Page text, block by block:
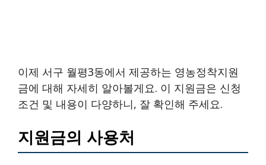
이제 서구 월평3동에서 제공하는 영농정착지원
금에 대해 자세히 알아볼게요. 이 지원금은 신청
조건 및 내용이 다양하니, 잘 확인해 주세요.
지원금의 사용처